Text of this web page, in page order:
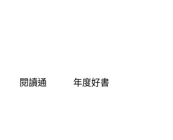
閱讀通 年度好書